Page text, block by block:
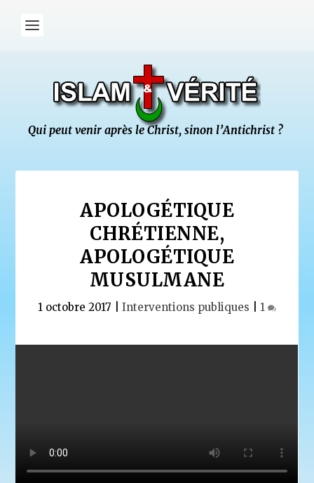
APOLOGÉTIQUE
CHRÉTIENNE,
APOLOGÉTIQUE
MUSULMANE
1 octobre 2017 Interventions publiques 1